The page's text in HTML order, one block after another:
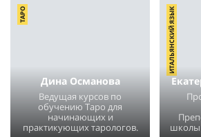
Дина Османова
Ведущая курсов по
обучению Таро для
начинающих и
практикующих тарологов.
ТАРО
школы
ИТАЛЬЯНСКИЙ ЯЗЫК